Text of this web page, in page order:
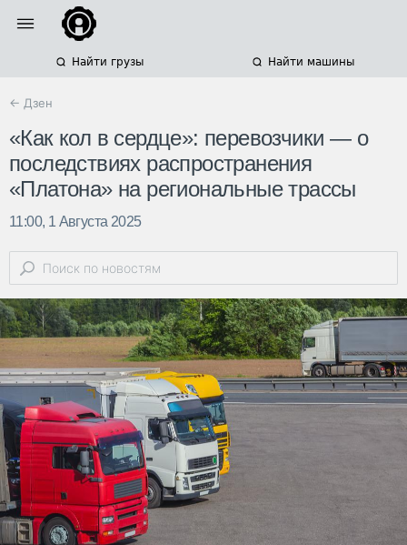
Найти грузы Найти машины
← Дзен
«Как кол в сердце»: перевозчики — о
последствиях распространения
«Платона» на региональные трассы
11:00, 1 Августа 2025